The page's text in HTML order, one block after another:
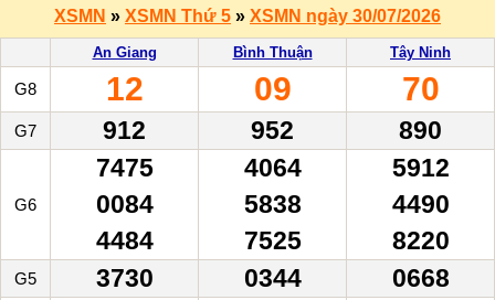
XSMN » XSMN Thứ 5 » XSMN ngày 30/07/2026
An Giang Bình Thuận Tây Ninh
G8 12 09 70
G7 912 952 890
G6
7475
0084
4484
4064
5838
7525
5912
4490
8220
G5 3730 0344 0668